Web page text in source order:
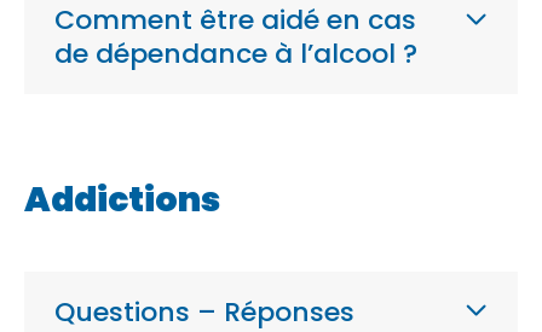
Comment être aidé en cas
de dépendance à l’alcool ?
Addictions
Questions – Réponses